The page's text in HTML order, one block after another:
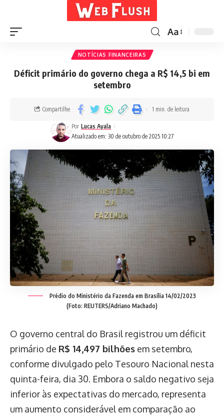
Aa
NOTÍCIAS FINANCEIRAS
Déficit primário do governo chega a R$ 14,5 bi em
setembro
Atualizado em: 30 de outubro de 2025 10:27
Por Lucas Ayala
Compartilhe 1 min. de leitura
Prédio do Ministério da Fazenda em Brasília 14/02/2023
(Foto: REUTERS/Adriano Machado)
O governo central do Brasil registrou um déficit
primário de R$ 14,497 bilhões em setembro,
conforme divulgado pelo Tesouro Nacional nesta
quinta-feira, dia 30. Embora o saldo negativo seja
inferior às expectativas do mercado, representa
um aumento considerável em comparação ao